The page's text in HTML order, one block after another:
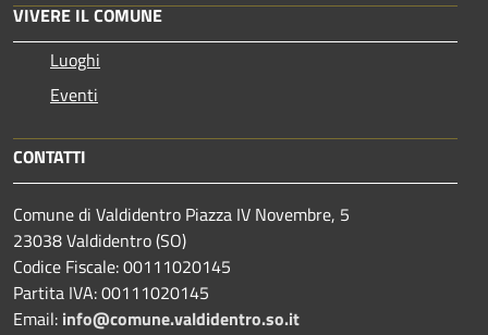
VIVERE IL COMUNE
Luoghi
Eventi
CONTATTI
Comune di Valdidentro Piazza IV Novembre, 5
23038 Valdidentro (SO)
Codice Fiscale: 00111020145
Partita IVA: 00111020145
Email: info@comune.valdidentro.so.it